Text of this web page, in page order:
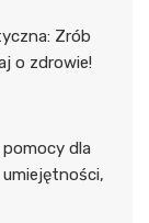
Zrób
o zdrowie!
dla